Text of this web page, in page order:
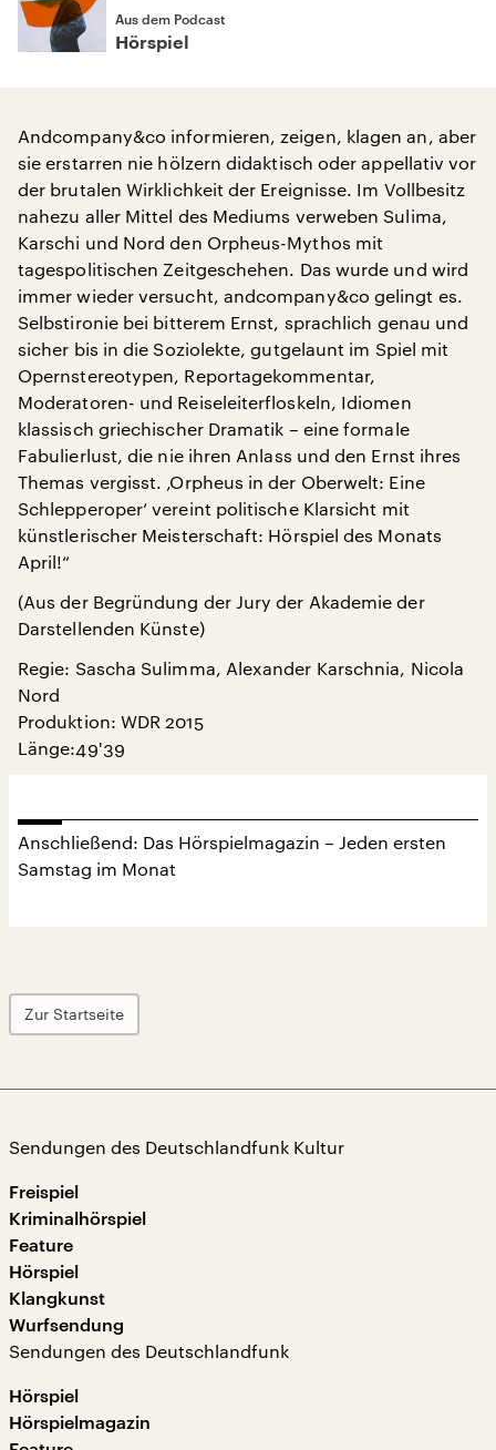
Aus dem Podcast
Hörspiel
Andcompany&co informieren, zeigen, klagen an, aber
sie erstarren nie hölzern didaktisch oder appellativ vor
der brutalen Wirklichkeit der Ereignisse. Im Vollbesitz
nahezu aller Mittel des Mediums verweben Sulima,
Karschi und Nord den Orpheus-Mythos mit
tagespolitischen Zeitgeschehen. Das wurde und wird
immer wieder versucht, andcompany&co gelingt es.
Selbstironie bei bitterem Ernst, sprachlich genau und
sicher bis in die Soziolekte, gutgelaunt im Spiel mit
Opernstereotypen, Reportagekommentar,
Moderatoren- und Reiseleiterfloskeln, Idiomen
klassisch griechischer Dramatik – eine formale
Fabulierlust, die nie ihren Anlass und den Ernst ihres
Themas vergisst. ‚Orpheus in der Oberwelt: Eine
Schlepperoper‘ vereint politische Klarsicht mit
künstlerischer Meisterschaft: Hörspiel des Monats
April!“
(Aus der Begründung der Jury der Akademie der
Darstellenden Künste)
Regie: Sascha Sulimma, Alexander Karschnia, Nicola
Nord
Produktion: WDR 2015
Länge:49'39
Anschließend: Das Hörspielmagazin – Jeden ersten
Samstag im Monat
Zur Startseite
Sendungen des Deutschlandfunk Kultur
Freispiel
Kriminalhörspiel
Feature
Hörspiel
Klangkunst
Wurfsendung
Sendungen des Deutschlandfunk
Hörspiel
Hörspielmagazin